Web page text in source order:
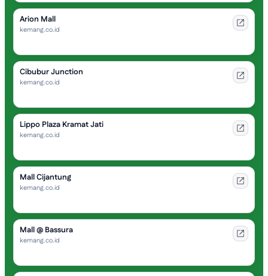
Arion Mall
kemang.co.id
Cibubur Junction
kemang.co.id
Lippo Plaza Kramat Jati
kemang.co.id
Mall Cijantung
kemang.co.id
Mall @ Bassura
kemang.co.id